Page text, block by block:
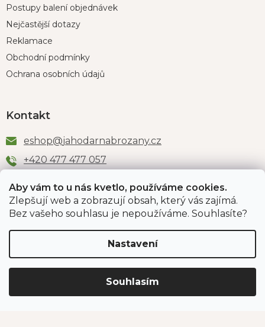
Aby vám to u nás kvetlo, používáme cookies.
Zlepšují web a zobrazují obsah, který vás zajímá.
Bez vašeho souhlasu je nepoužíváme. Souhlasíte?
Nastavení
Souhlasím
Postupy balení objednávek
Nejčastější dotazy
Reklamace
Obchodní podmínky
Ochrana osobních údajů
Kontakt
eshop@jahodarnabrozany.cz
+420 477 477 057
Odběr newsletteru
PŘIHLÁSIT SE